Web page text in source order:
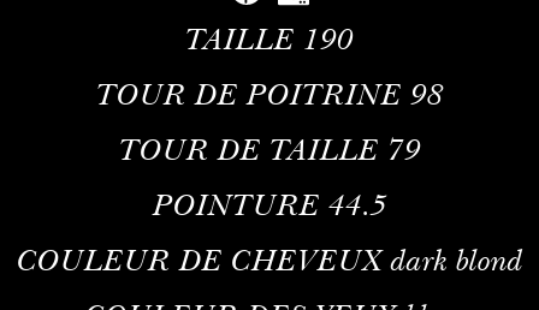
TAILLE 190
TOUR DE POITRINE 98
TOUR DE TAILLE 79
POINTURE 44.5
COULEUR DE CHEVEUXdark blond